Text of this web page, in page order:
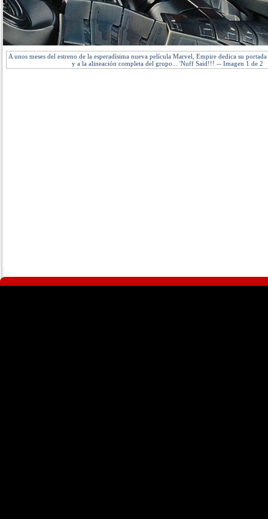
A unos meses del estreno de la esperadísima nueva película Marvel, Empire dedica su
y a la alineación completa del grupo... 'Nuff Said!!! -- Imagen 1 de 2